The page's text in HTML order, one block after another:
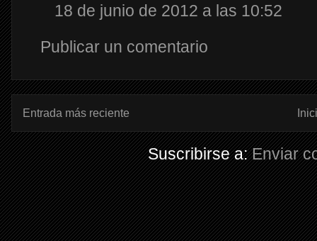
18 de junio de 2012 a las 10:52
Publicar un comentario
Entrada más reciente
Suscribirse a:Enviar